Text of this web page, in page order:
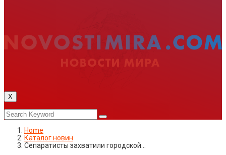
X
Home
Каталог новин
Сепаратисты захватили городской…